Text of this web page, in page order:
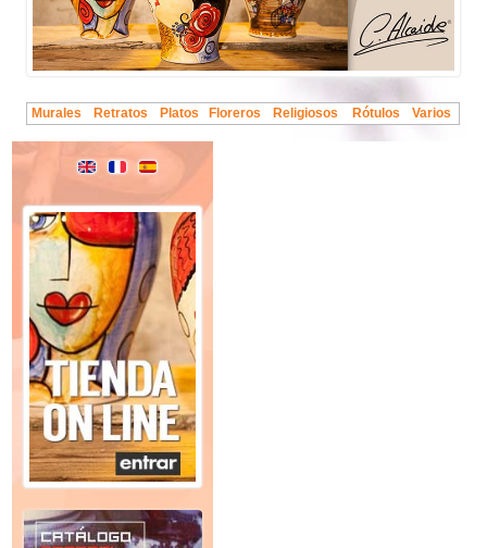
Murales Retratos Platos Floreros Religiosos Rótulos Varios